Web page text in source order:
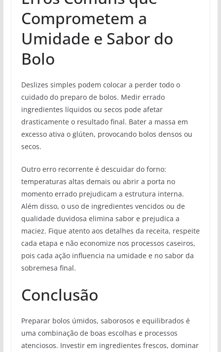
Comprometem a
Umidade e Sabor do
Bolo
Deslizes simples podem colocar a perder todo o
cuidado do preparo de bolos. Medir errado
ingredientes líquidos ou secos pode afetar
drasticamente o resultado final. Bater a massa em
excesso ativa o glúten, provocando bolos densos ou
secos.
Outro erro recorrente é descuidar do forno:
temperaturas altas demais ou abrir a porta no
momento errado prejudicam a estrutura interna.
Além disso, o uso de ingredientes vencidos ou de
qualidade duvidosa elimina sabor e prejudica a
maciez. Fique atento aos detalhes da receita, respeite
cada etapa e não economize nos processos caseiros,
pois cada ação influencia na umidade e no sabor da
sobremesa final.
Conclusão
Preparar bolos úmidos, saborosos e equilibrados é
uma combinação de boas escolhas e processos
atenciosos. Investir em ingredientes frescos, dominar